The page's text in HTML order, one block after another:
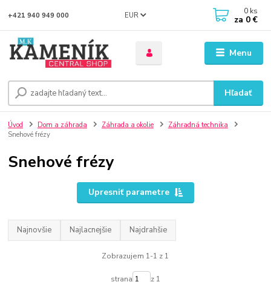
Menu
EUR
Hľadať
+421 940 949 000 0 ks
za 0 €
Úvod Dom a záhrada Záhrada a okolie
Záhradná technika
Snehové frézy
Snehové frézy
Upresniť parametre
Najnovšie Najlacnejšie Najdrahšie
Zobrazujem 1-1 z 1
strana z 1